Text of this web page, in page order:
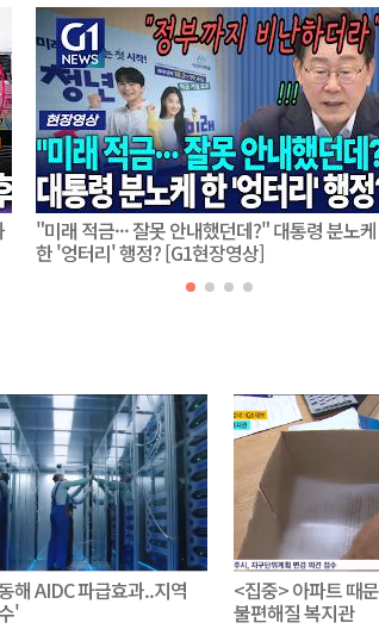
"미래 적금··· 잘못 안내했던데?" 대통령 분노케
한 '엉터리' 행정? [G1현장영상]
해 AIDC 파급효과..지역
'
<집중> 아파트 때
불편해질 복지관